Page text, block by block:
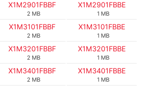
X1M2901FBBF
2 MB
X1M2901FBBE
1 MB
X1M3101FBBF
2 MB
X1M3101FBBE
1 MB
X1M3201FBBF
2 MB
X1M3201FBBE
1 MB
X1M3401FBBF
2 MB
X1M3401FBBE
1 MB